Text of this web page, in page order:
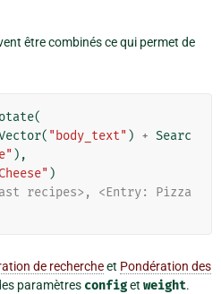
être combinés ce qui permet de
(
( "body_text" ) + Searc
),
)
recipes>, <Entry: Pizza
de rechercheet Pondération des
paramètres configet weight.